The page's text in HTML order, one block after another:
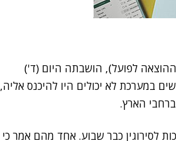
לפועל), הושבתה היום (ד')
במערכת לא יכולים היו להיכנס אליה,
הארץ.
לסירוגין כבר שבוע. אחד מהם אמר כי